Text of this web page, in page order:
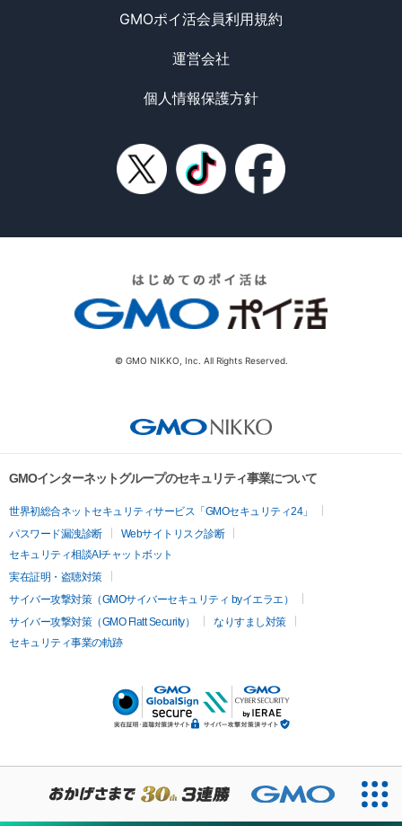
GMOポイ活会員利用規約
運営会社
個人情報保護方針
© GMO NIKKO, Inc. All Rights Reserved.
GMOインターネットグループのセキュリティ事業について
世界初総合ネットセキュリティサービス「GMOセキュリティ24」
パスワード漏洩診断
Webサイトリスク診断
セキュリティ相談AIチャットボット
実在証明・盗聴対策
サイバー攻撃対策（GMOサイバーセキュリティ byイエラエ）
サイバー攻撃対策（GMO Flatt Security）
なりすまし対策
セキュリティ事業の軌跡